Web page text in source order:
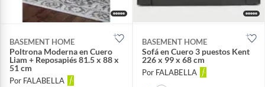
BASEMENT HOME
Poltrona Moderna en Cuero
Liam + Reposapiés 81.5 x 88 x
51 cm
Por FALABELLA
BASEMENT HOME
Sofá en Cuero 3 puestos Kent
226 x 99 x 68 cm
Por FALABELLA